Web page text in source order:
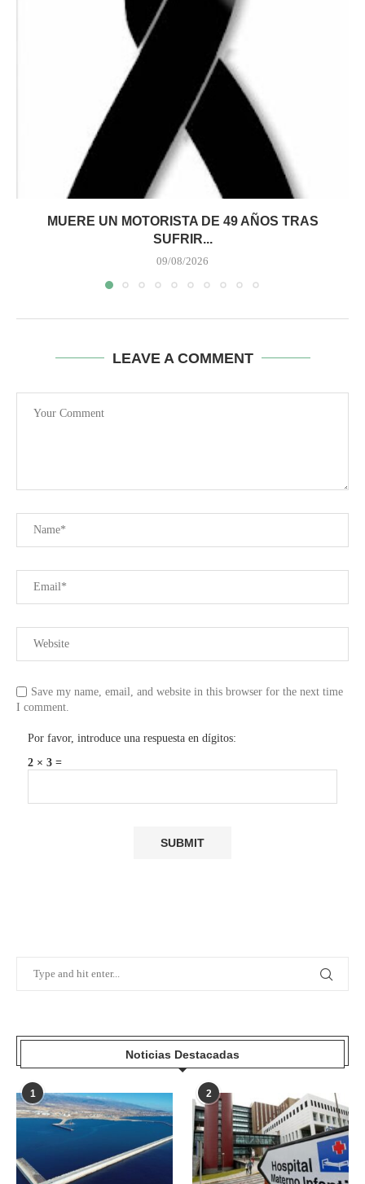
MUERE UN MOTORISTA DE 49 AÑOS TRAS
SUFRIR...
09/08/2026
LEAVE A COMMENT
Save my name, email, and website in this browser for the next time
I comment.
Por favor, introduce una respuesta en dígitos:
2 × 3 =
Noticias Destacadas
1 2